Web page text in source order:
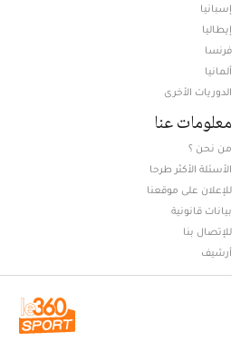
إسبانيا
إيطاليا
فرنسا
ألمانيا
الدوريات الأخرى
معلومات عنا
من نحن ؟
الأسئلة الأكثر طرحا
للإعلان على موقعنا
بيانات قانونية
للإتصال بنا
أرشيف